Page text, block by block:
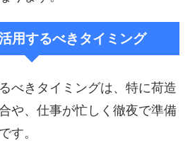
用するべきタイミング
べきタイミングは、特に荷造
や、仕事が忙しく徹夜で準備
す。